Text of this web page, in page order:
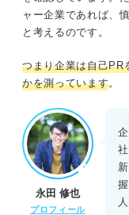
ャー企業であれば、
と考えるのです。
つまり企業は自己PR
かを測っています。
永田 修也
プロフィール